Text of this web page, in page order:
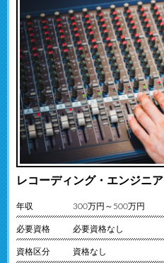
レコーディング・エンジニア
年収 300万円～500万円
必要資格 必要資格なし
資格区分 資格なし